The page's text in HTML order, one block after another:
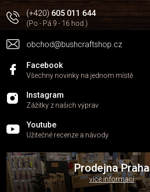
s
(+420)605 011 644
(Po - Pá 9 - 16 hod.)
obchod@bushcraftshop.cz
Facebook
Všechny novinky na jednom místě
Instagram
Zážitky z našich výprav
Youtube
Užitečné recenze a návody
Prodejna Praha
více informací